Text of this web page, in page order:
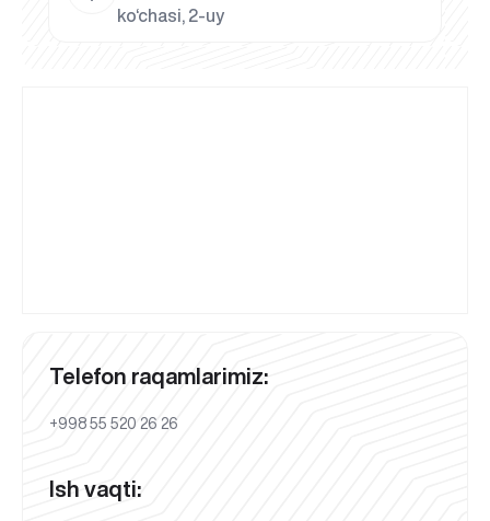
ko‘chasi, 2-uy
Telefon raqamlarimiz:
+998 55 520 26 26
Ish vaqti: